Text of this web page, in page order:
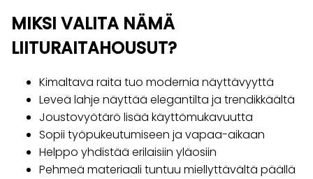
MIKSI VALITA NÄMÄ
LIITURAITAHOUSUT?
Kimaltava raita tuo modernia näyttävyyttä
Leveä lahje näyttää elegantilta ja trendikkäältä
Joustovyötärö lisää käyttömukavuutta
Sopii työpukeutumiseen ja vapaa-aikaan
Helppo yhdistää erilaisiin yläosiin
Pehmeä materiaali tuntuu miellyttävältä päällä